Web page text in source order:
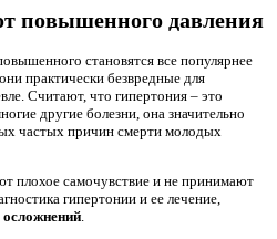
повышенного давления
становятся все популярнее
практически безвредные для
Считают, что гипертония – это
другие болезни, она значительно
частых причин смерти молодых
плохое самочувствие и не принимают
гипертонии и ее лечение,
.